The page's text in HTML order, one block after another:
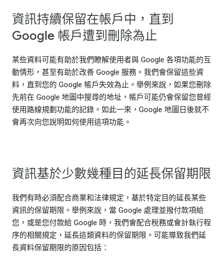
資訊持續保留在帳戶中，直到
Google 帳戶遭到刪除為止
某些資料可能有助於我們瞭解使用者與 Google 各項功能的互
動情形，甚至有助於改善 Google 服務。我們會保留這些資
料，直到您的 Google 帳戶失效為止。舉例來說，如果您刪除
先前在 Google 地圖中搜尋的地址，帳戶可能仍會保留您曾經
使用路線規劃功能的記錄。如此一來，Google 地圖日後就不
會再次向您說明如何使用這項功能。
資訊基於少數幾種目的延長保留期限
我們有時必須配合商業和法律規定，基於特定目的延長某些
資訊的保留期限。舉例來說，當 Google 處理並撥付款項給
您，或是您付款給 Google 時，我們會配合稅務或會計執行程
序的相關規定，延長這類資料的保留期限。可能導致我們延
長資料保留期限的原因包括：